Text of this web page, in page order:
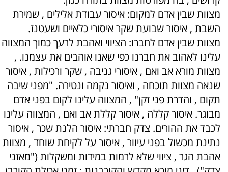
מצוות שבין אדם למקום: איסור עבודת אלילים , שמירת
השבת , איסור שבועת שקר איסורי כלאיים ושעטנז.
מצוות שבין אדם לחברו: הציווי ואהבת לרעך כמוך המצווה
עלינו לאהוב את חברנו כפי שאנו אוהבים את עצמנו. ,
מצוות מורא אב ואם , איסורי גניבה , שקר ורכילות , איסור
שנאה מצוות תוכחה , ואיסור נקמה ונטירה. "מפני שיבה
תקום , והדרת פני זקן" , המצווה עלינו לקום בפני אדם
מבוגר. איסור קללה , איסור קללת אב ואם , המצווה עלינו
לכבד את ההורים. צדק חברתי: איסור הלנת שכר , איסור
נתינת מכשול בפני עיוור , איסור על לקיחת שוחד , מצוות
אהבת הגר , ציווי שלא לרמות במידות ומשקלות ("מאזני